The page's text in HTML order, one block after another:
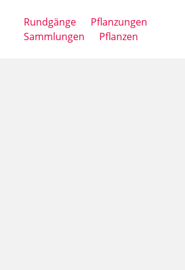
Rundgänge
Pflanzungen
Sammlungen
Pflanzen